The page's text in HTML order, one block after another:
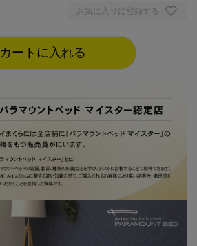
お気に入りに登録する
カートに入れる